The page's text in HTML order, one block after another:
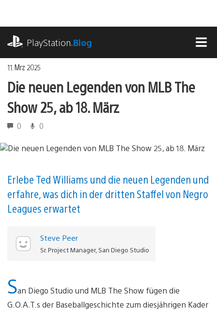
springen
PlayStation.Blog
11. Mrz 2025
Die neuen Legenden von MLB The
Show 25, ab 18. März
0 0
Erlebe Ted Williams und die neuen Legenden und
erfahre, was dich in der dritten Staffel von Negro
Leagues erwartet
Steve Peer
Sr. Project Manager, San Diego Studio
San Diego Studio und MLB The Show fügen die
G.O.A.T.s der Baseballgeschichte zum diesjährigen Kader